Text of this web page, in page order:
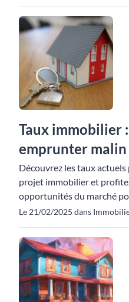
Taux immobilier
emprunter malin
Découvrez les taux
projet immobilier et
opportunités du marché
Le 21/02/2025 dans